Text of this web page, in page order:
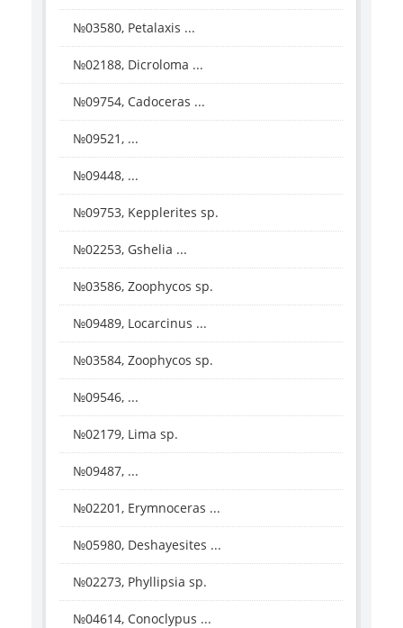
№03580, Petalaxis ...
№02188, Dicroloma ...
№09754, Cadoceras ...
№09521, ...
№09448, ...
№09753, Kepplerites sp.
№02253, Gshelia ...
№03586, Zoophycos sp.
№09489, Locarcinus ...
№03584, Zoophycos sp.
№09546, ...
№02179, Lima sp.
№09487, ...
№02201, Erymnoceras ...
№05980, Deshayesites ...
№02273, Phyllipsia sp.
№04614, Conoclypus ...